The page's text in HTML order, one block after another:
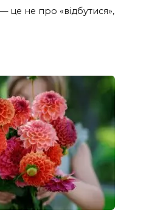
не про «відбутися»,